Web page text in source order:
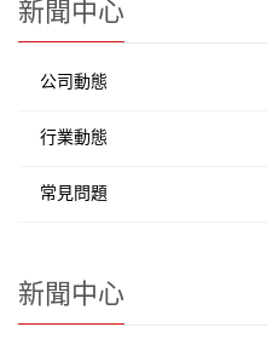
新聞中心
公司動態
行業動態
常見問題
新聞中心